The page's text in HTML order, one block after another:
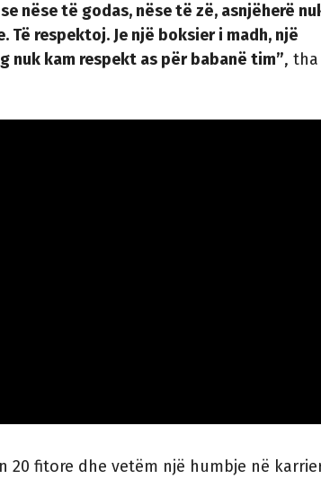
nëse të godas, nëse të zë, asnjëherë
Të respektoj. Je një boksier i madh, një
nuk kam respekt as për babanë tim”, tha
20 fitore dhe vetëm një humbje në